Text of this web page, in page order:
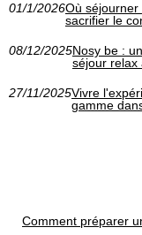
01/1/2026Où
sacrifier le
08/12/2025Nosy be :
séjour relax
27/11/2025Vivre
gamme
Comment préparer